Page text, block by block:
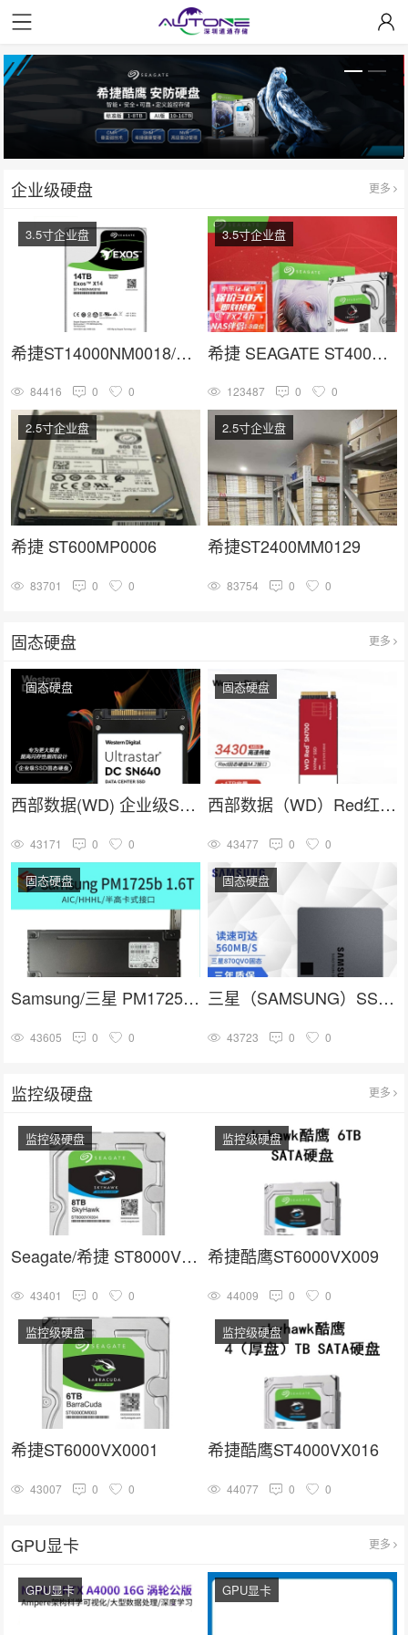
企业级硬盘 更多
希捷ST14000NM0018/ST14000NM001G 3.5寸SATA 14TB硬盘
3.5寸企业盘
84416 0 0
希捷 SEAGATE ST4000VN006
3.5寸企业盘
123487 0 0
希捷 ST600MP0006
2.5寸企业盘
83701 0 0
希捷ST2400MM0129
2.5寸企业盘
83754 0 0
固态硬盘 更多
西部数据(WD) 企业级SSD固态硬盘U.2接口（NVMe）SN640系列
固态硬盘
43171 0 0
西部数据（WD）Red红盘 nas网络存储专用固态硬盘 企业级服务器
固态硬盘
43477 0 0
Samsung/三星 PM1725b 1.6T HHHL PCIE卡式 企业级固态硬盘
固态硬盘
43605 0 0
三星（SAMSUNG）SSD固态硬盘 SATA3.0接口 870 QVO
固态硬盘
43723 0 0
监控级硬盘 更多
Seagate/希捷 ST8000VX004
监控级硬盘
43401 0 0
希捷酷鹰ST6000VX009
监控级硬盘
44009 0 0
希捷ST6000VX0001
监控级硬盘
43007 0 0
希捷酷鹰ST4000VX016
监控级硬盘
44077 0 0
GPU显卡 更多
GPU显卡 GPU显卡